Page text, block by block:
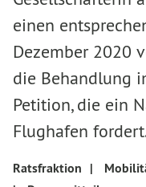
einen
Dezember 2020
die Behandlung
Petition, die ein
Flughafen
Ratsfraktion |